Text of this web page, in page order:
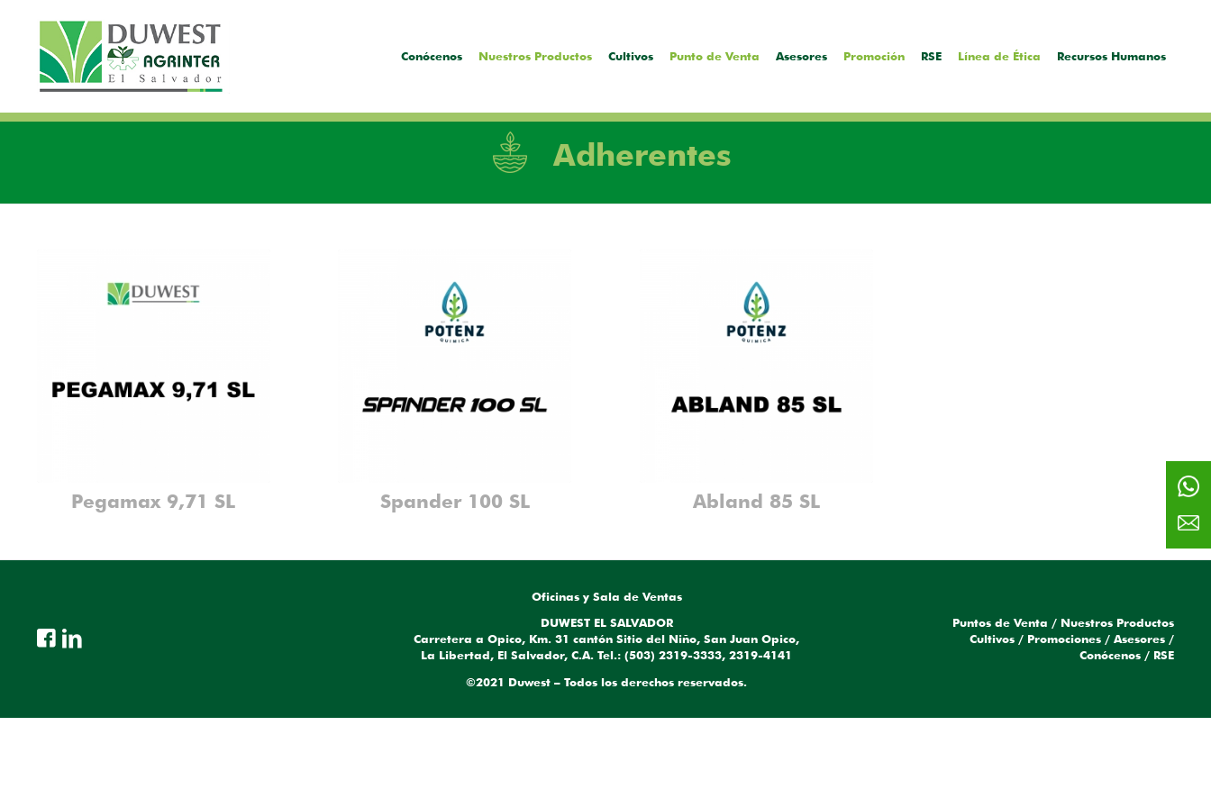
Conócenos Nuestros Productos Cultivos Punto de Venta Asesores Promoción RSE Línea de Ética Recursos Humanos
Adherentes
Pegamax 9,71 SL Spander 100 SL Abland 85 SL
Oficinas y Sala de Ventas
DUWEST EL SALVADOR
Carretera a Opico, Km. 31 cantón Sitio del Niño, San Juan Opico,
La Libertad, El Salvador, C.A. Tel.: (503) 2319-3333, 2319-4141
©2021 Duwest – Todos los derechos reservados.
Puntos de Venta / Nuestros Productos
Cultivos / Promociones / Asesores /
Conócenos / RSE